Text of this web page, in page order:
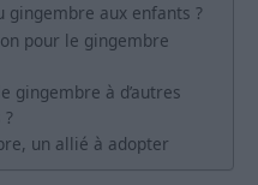
gingembre aux enfants ?
pour le gingembre
gingembre à d’autres
un allié à adopter